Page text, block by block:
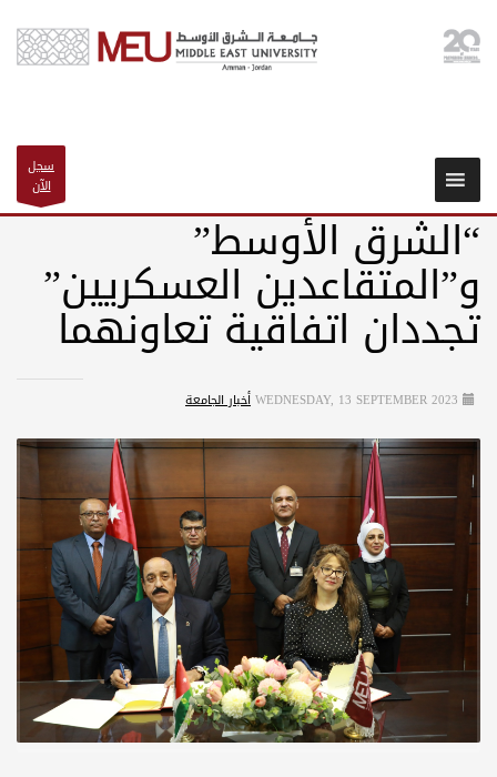
سجل
الآن
“الشرق الأوسط”
و”المتقاعدين العسكريين”
تجددان اتفاقية تعاونهما
WEDNESDAY, 13 SEPTEMBER 2023أخبار الجامعة